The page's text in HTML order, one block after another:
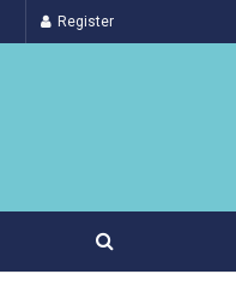
Register